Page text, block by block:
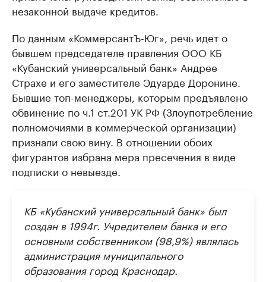
незаконной выдаче кредитов.
По данным «КоммерсантЪ-Юг», речь идет о
бывшем председателе правления ООО КБ
«Кубанский универсальный банк» Андрее
Страхе и его заместителе Эдуарде Доронине.
Бывшие топ-менеджеры, которым предъявлено
обвинение по ч.1 ст.201 УК РФ (Злоупотребление
полномочиями в коммерческой организации)
признали свою вину. В отношении обоих
фигурантов избрана мера пресечения в виде
подписки о невыезде.
КБ «Кубанский универсальный банк» был
создан в 1994г. Учредителем банка и его
основным собственником (98,9%) являлась
администрация муниципального
образования город Краснодар.